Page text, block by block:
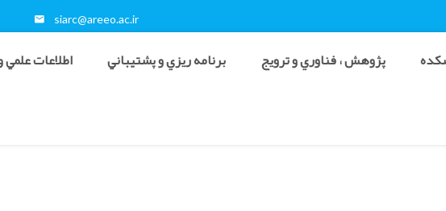
siarc@areeo.ac.ir
پژوهش ، فناوري و ترويج برنامه ريزي و پشتيباني اطلاعات